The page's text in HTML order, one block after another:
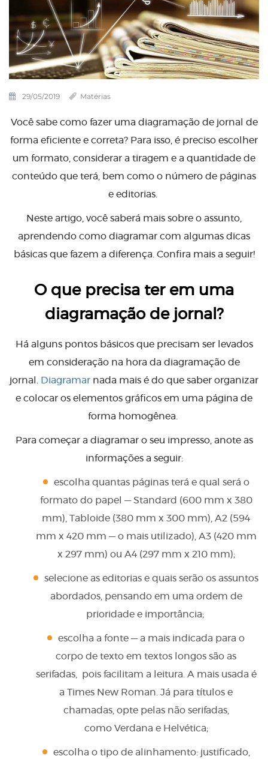
29/05/2019 Matérias
Você sabe como fazer uma diagramação de jornal de
forma eficiente e correta? Para isso, é preciso escolher
um formato, considerar a tiragem e a quantidade de
conteúdo que terá, bem como o número de páginas
e editorias.
Neste artigo, você saberá mais sobre o assunto,
aprendendo como diagramar com algumas dicas
básicas que fazem a diferença. Confira mais a seguir!
O que precisa ter em uma
diagramação de jornal?
Há alguns pontos básicos que precisam ser levados
em consideração na hora da diagramação de
jornal. Diagramar nada mais é do que saber organizar
e colocar os elementos gráficos em uma página de
forma homogênea.
Para começar a diagramar o seu impresso, anote as
informações a seguir:
escolha quantas páginas terá e qual será o
formato do papel — Standard (600 mm x 380
mm), Tabloide (380 mm x 300 mm), A2 (594
mm x 420 mm — o mais utilizado), A3 (420 mm
x 297 mm) ou A4 (297 mm x 210 mm);
selecione as editorias e quais serão os assuntos
abordados, pensando em uma ordem de
prioridade e importância;
escolha a fonte — a mais indicada para o
corpo de texto em textos longos são as
serifadas, pois facilitam a leitura. A mais usada é
a Times New Roman. Já para títulos e
chamadas, opte pelas não serifadas,
como Verdana e Helvética;
escolha o tipo de alinhamento: justificado,